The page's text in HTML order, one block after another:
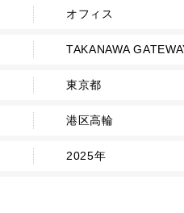
オフィス
TAKANAWA
東京都
港区高輪
2025年